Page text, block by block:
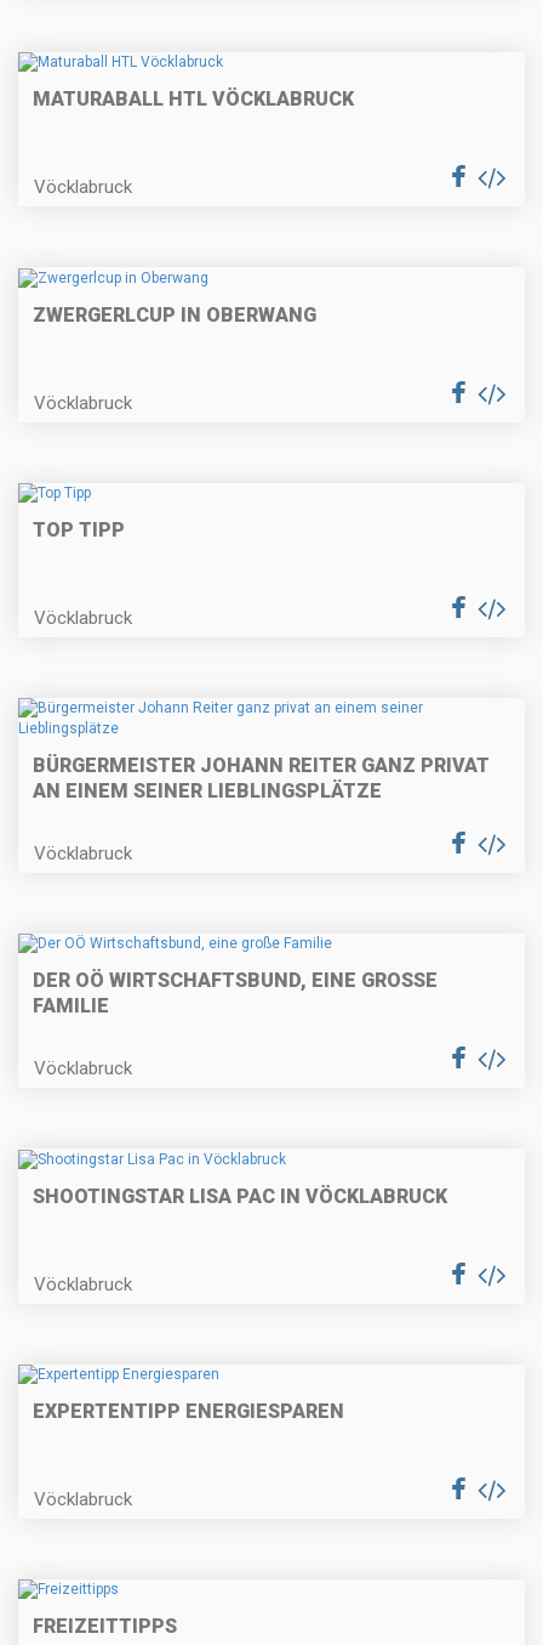
MATURABALL HTL VÖCKLABRUCK
Vöcklabruck
ZWERGERLCUP IN OBERWANG
Vöcklabruck
TOP TIPP
Vöcklabruck
BÜRGERMEISTER JOHANN REITER GANZ PRIVAT
AN EINEM SEINER LIEBLINGSPLÄTZE
Vöcklabruck
DER OÖ WIRTSCHAFTSBUND, EINE GROSSE F
AMILIE
Vöcklabruck
SHOOTINGSTAR LISA PAC IN VÖCKLABRUCK
Vöcklabruck
EXPERTENTIPP ENERGIESPAREN
Vöcklabruck
FREIZEITTIPPS